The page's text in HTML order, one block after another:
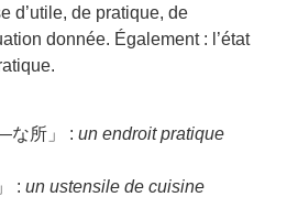
d’utile, de pratique, de
donnée. Également : l’état
な所」 : un endroit pratique
: un ustensile de cuisine